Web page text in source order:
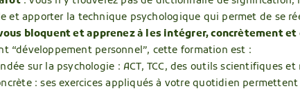
et apporter la technique psychologique qui permet de se
bloquent et apprenez à les intégrer, concrètement et
“développement personnel”, cette formation est :
sur la psychologie : ACT, TCC, des outils scientifiques
: ses exercices appliqués à votre quotidien